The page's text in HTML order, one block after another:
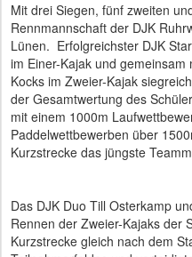
Mit drei Siegen, fünf zweiten
Rennmannschaft der DJK
Lünen. Erfolgreichster DJK
im Einer-Kajak und
Kocks im Zweier-Kajak
der Gesamtwertung des
mit einem 1000m
Paddelwettbewerben über
Kurzstrecke das jüngste
Das DJK Duo Till Osterkamp
Rennen der Zweier-Kajaks der
Kurzstrecke gleich nach dem